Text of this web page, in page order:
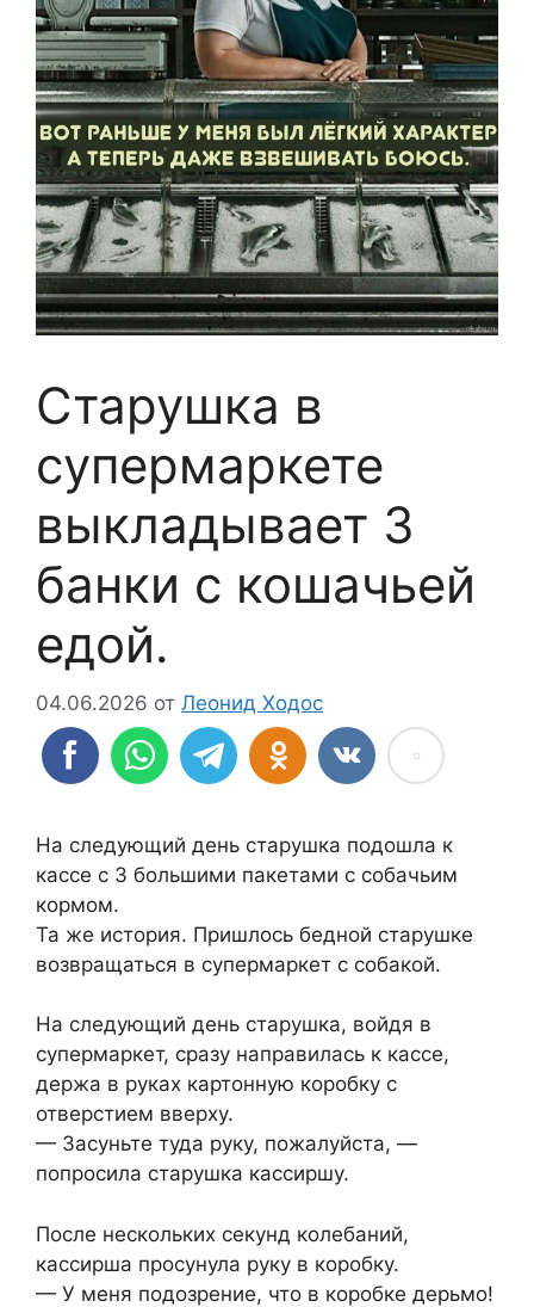
Старушка в
супермаркете
выкладывает 3
банки с кошачьей
едой.
04.06.2026 от Леонид Ходос
На следующий день старушка подошла к
кассе с 3 большими пакетами с собачьим
кормом.
Та же история. Пришлось бедной старушке
возвращаться в супермаркет с собакой.
На следующий день старушка, войдя в
супермаркет, сразу направилась к кассе,
держа в руках картонную коробку с
отверстием вверху.
— Засуньте туда руку, пожалуйста, —
попросила старушка кассиршу.
После нескольких секунд колебаний,
кассирша просунула руку в коробку.
— У меня подозрение, что в коробке дерьмо!